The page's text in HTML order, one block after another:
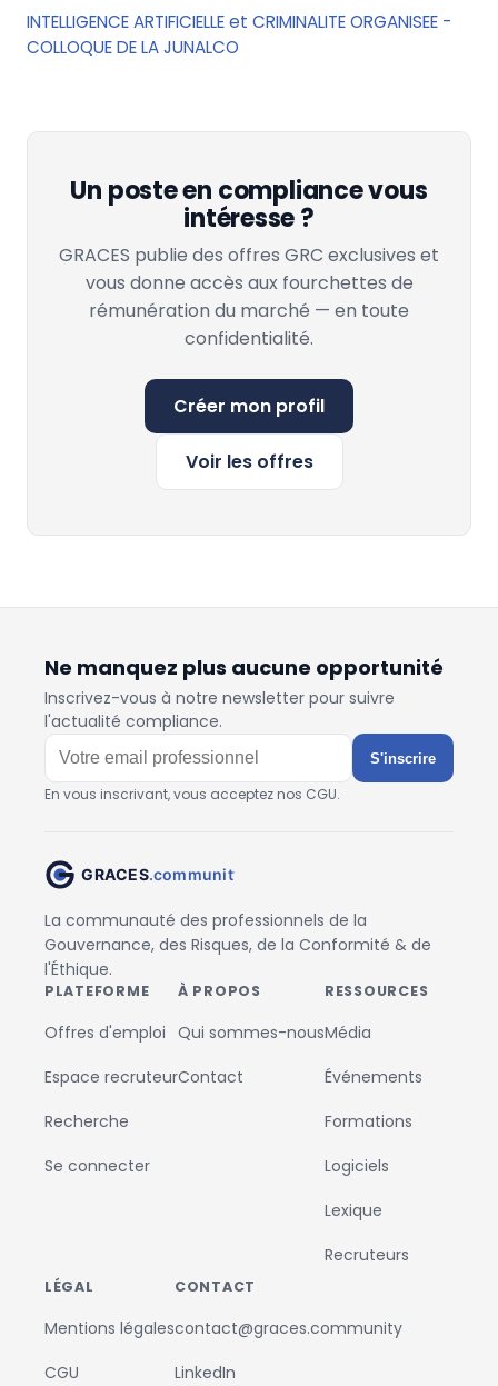
INTELLIGENCE ARTIFICIELLE et CRIMINALITE ORGANISEE -
COLLOQUE DE LA JUNALCO
Un poste en compliance vous
intéresse ?
GRACES publie des offres GRC exclusives et
vous donne accès aux fourchettes de
rémunération du marché — en toute
confidentialité.
Créer mon profil
Voir les offres
Ne manquez plus aucune opportunité
Inscrivez-vous à notre newsletter pour suivre
l'actualité compliance.
S'inscrire
En vous inscrivant, vous acceptez nos CGU.
La communauté des professionnels de la
Gouvernance, des Risques, de la Conformité & de
l'Éthique.
PLATEFORME
Offres d'emploi
Espace recruteur
Recherche
Se connecter
À PROPOS
Qui sommes-nous
Contact
RESSOURCES
Média
Événements
Formations
Logiciels
Lexique
Recruteurs
LÉGAL
Mentions légales
CGU
CONTACT
contact@graces.community
LinkedIn